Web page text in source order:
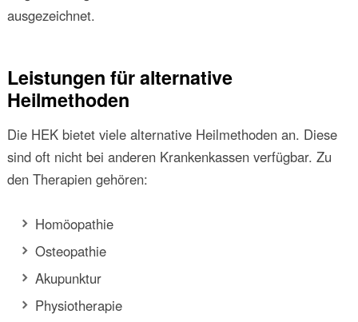
ausgezeichnet.
Leistungen für alternative
Heilmethoden
Die HEK bietet viele alternative Heilmethoden an. Diese
sind oft nicht bei anderen Krankenkassen verfügbar. Zu
den Therapien gehören:
Homöopathie
Osteopathie
Akupunktur
Physiotherapie